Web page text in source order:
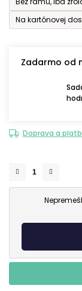
Na kartónovej
Zadarmo od
Doprava a